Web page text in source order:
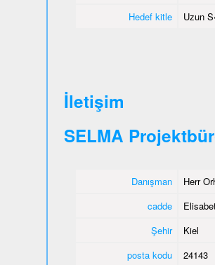
Hedef kitle
Uzun
İletişim
SELMA
Danışman
Herr
cadde
Şehir
Kiel
posta kodu
24143